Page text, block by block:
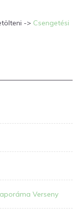
-> Csengetési
Verseny